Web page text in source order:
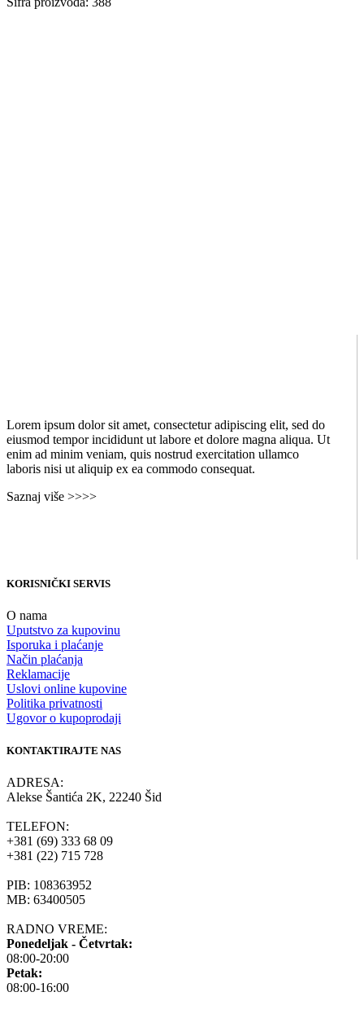
Lorem ipsum dolor sit amet, consectetur adipiscing elit, sed do
eiusmod tempor incididunt ut labore et dolore magna aliqua. Ut
enim ad minim veniam, quis nostrud exercitation ullamco
laboris nisi ut aliquip ex ea commodo consequat.
Saznaj više >>>>
KORISNIČKI SERVIS
O nama
Uputstvo za kupovinu
Isporuka i plaćanje
Način plaćanja
Reklamacije
Uslovi online kupovine
Politika privatnosti
Ugovor o kupoprodaji
KONTAKTIRAJTE NAS
ADRESA:
Alekse Šantića 2K, 22240 Šid
TELEFON:
+381 (69) 333 68 09
+381 (22) 715 728
PIB: 108363952
MB: 63400505
RADNO VREME:
Ponedeljak - Četvrtak:
08:00-20:00
Petak:
08:00-16:00